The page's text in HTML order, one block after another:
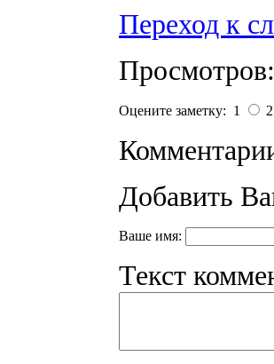
Переход к
Оцените заметку: 1
Добавить
Ваше имя:
Текст